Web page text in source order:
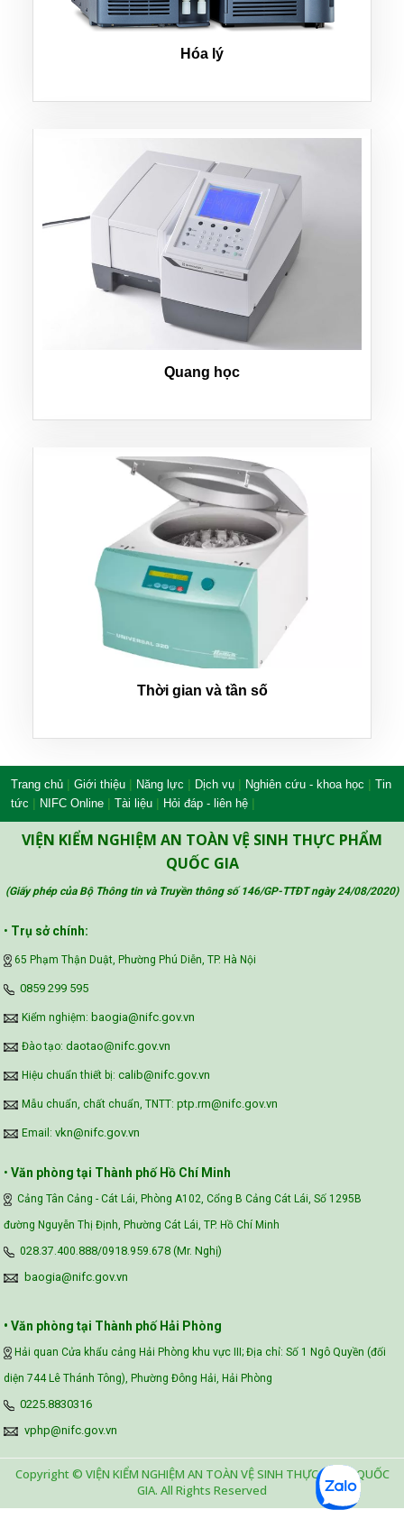
Hóa lý
Quang học
Thời gian và tần số
Trang chủ | Giới thiệu | Năng lực | Dịch vụ | Nghiên cứu - khoa học | Tin
tức | NIFC Online | Tài liệu | Hỏi đáp - liên hệ |
VIỆN KIỂM NGHIỆM AN TOÀN VỆ SINH THỰC PHẨM
QUỐC GIA
(Giấy phép của Bộ Thông tin và Truyền thông số 146/GP-TTĐT ngày 24/08/2020)
• Trụ sở chính:
65 Phạm Thận Duật, Phường Phú Diễn, TP. Hà Nội
‪0859 299 595‬
Kiểm nghiệm: baogia@nifc.gov.vn
Đào tạo: daotao@nifc.gov.vn
Hiệu chuẩn thiết bị: calib@nifc.gov.vn
Mẫu chuẩn, chất chuẩn, TNTT: ptp.rm@nifc.gov.vn
Email: vkn@nifc.gov.vn
• Văn phòng tại Thành phố Hồ Chí Minh
Cảng Tân Cảng - Cát Lái, Phòng A102, Cổng B Cảng Cát Lái, Số 1295B
đường Nguyễn Thị Định, Phường Cát Lái, TP. Hồ Chí Minh
028.37.400.888/0918.959.678 (Mr. Nghị)
baogia@nifc.gov.vn
• Văn phòng tại Thành phố Hải Phòng
Hải quan Cửa khẩu cảng Hải Phòng khu vực III; Địa chỉ: Số 1 Ngô Quyền (đối
diện 744 Lê Thánh Tông), Phường Đông Hải, Hải Phòng
0225.8830316
vphp@nifc.gov.vn
Copyright © VIỆN KIỂM NGHIỆM AN TOÀN VỆ SINH THỰC PHẨM QUỐC
GIA. All Rights Reserved